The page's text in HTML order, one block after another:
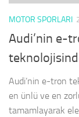
MOTOR SPORLARI
Audi’nin e-
Audi’nin e-tron
en ünlü ve en
tamamlayarak